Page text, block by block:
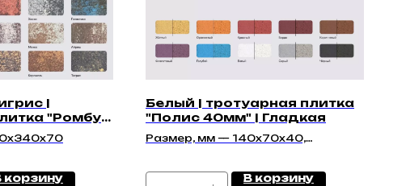
|
"Ромбус
корзину
Белый | тротуарная плитка
"Полис 40мм" | Гладкая
Размер, мм — 140х70х40,
В корзину